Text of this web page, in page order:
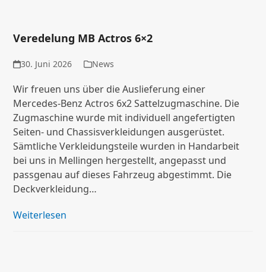
Veredelung MB Actros 6×2
30. Juni 2026 News
Wir freuen uns über die Auslieferung einer
Mercedes-Benz Actros 6x2 Sattelzugmaschine. Die
Zugmaschine wurde mit individuell angefertigten
Seiten- und Chassisverkleidungen ausgerüstet.
Sämtliche Verkleidungsteile wurden in Handarbeit
bei uns in Mellingen hergestellt, angepasst und
passgenau auf dieses Fahrzeug abgestimmt. Die
Deckverkleidung…
Weiterlesen